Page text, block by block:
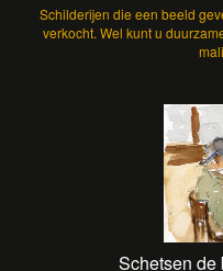
Schilderijen die een beeld
verkocht. Wel kunt u
Schetsen de